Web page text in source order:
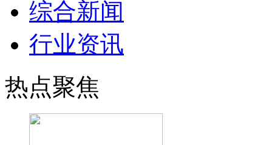
综合新闻
行业资讯
热点聚焦